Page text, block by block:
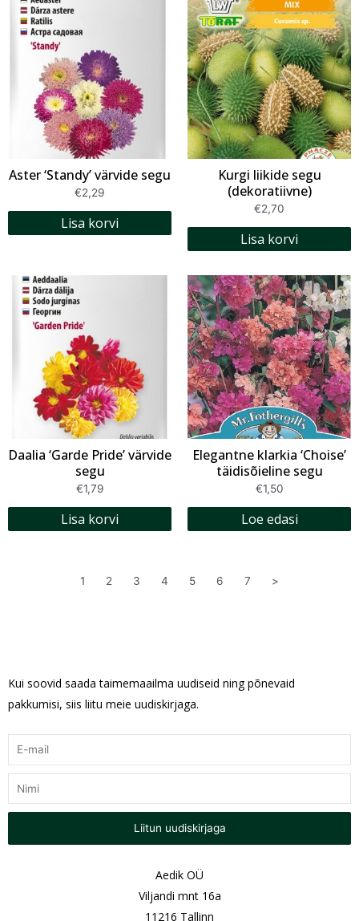
Aster ‘Standy’ värvide segu
€2,29
Lisa korvi
Kurgi liikide segu
(dekoratiivne)
€2,70
Lisa korvi
Daalia ‘Garde Pride’ värvide
segu
€1,79
Lisa korvi
Elegantne klarkia ‘Choise’
täidisõieline segu
€1,50
Loe edasi
1 2 3 4 5 6 7 >
Aedik OÜ
Viljandi mnt 16a
11216 Tallinn
Kui soovid saada taimemaailma uudiseid ning põnevaid
pakkumisi, siis liitu meie uudiskirjaga.
Liitun uudiskirjaga